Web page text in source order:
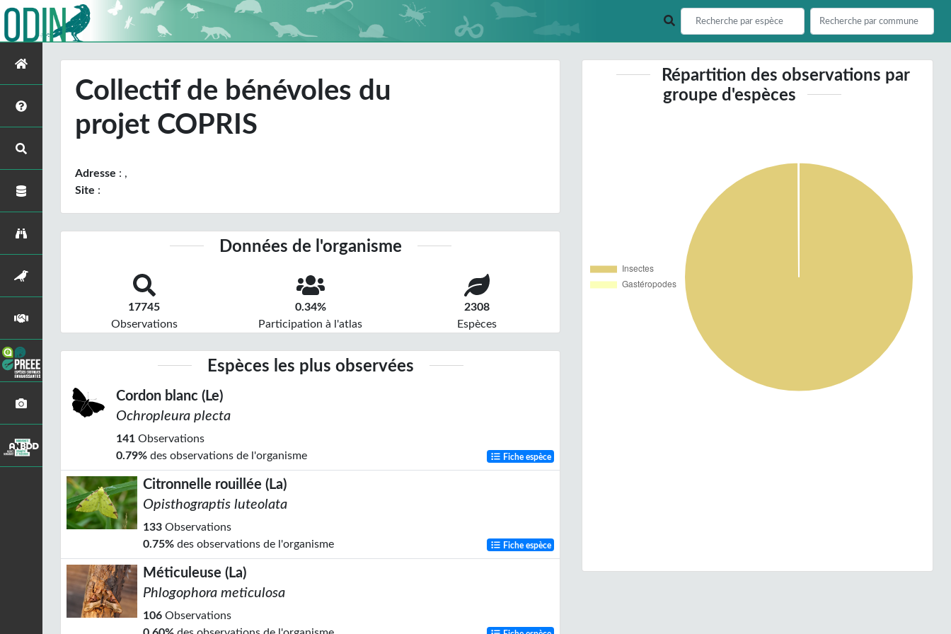
Collectif de bénévoles du
projet COPRIS
Adresse : ,
Site :
Données de l'organisme
17745
Observations
0.34%
Participation à l'atlas
2308
Espèces
Espèces les plus observées
Cordon blanc (Le)
Ochropleura plecta
141 Observations
0.79% des observations de l'organisme Fiche espèce
Citronnelle rouillée (La)
Opisthograptis luteolata
133 Observations
0.75% des observations de l'organisme Fiche espèce
Méticuleuse (La)
Phlogophora meticulosa
106 Observations
Répartition des observations par
groupe d'espèces